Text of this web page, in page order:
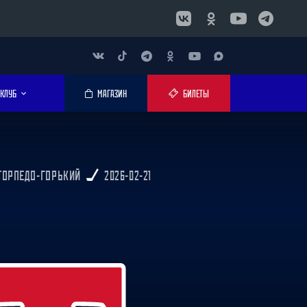
КЛУБ МАГАЗИН БИЛЕТЫ
ГОРЬКИЙ 2026-02-21